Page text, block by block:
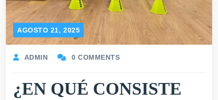
AGOSTO 21, 2025
ADMIN 0 COMMENTS
¿EN QUÉ CONSISTE